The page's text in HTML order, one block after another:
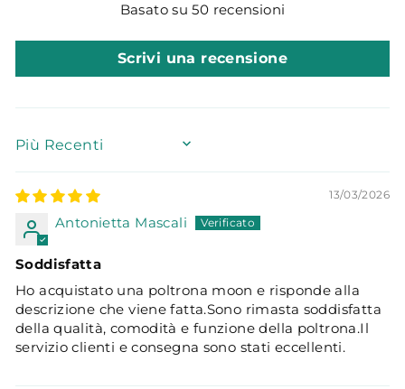
Basato su 50 recensioni
Scrivi una recensione
SORT BY
13/03/2026
Antonietta Mascali
Soddisfatta
Ho acquistato una poltrona moon e risponde alla
descrizione che viene fatta.Sono rimasta soddisfatta
della qualità, comodità e funzione della poltrona.Il
servizio clienti e consegna sono stati eccellenti.